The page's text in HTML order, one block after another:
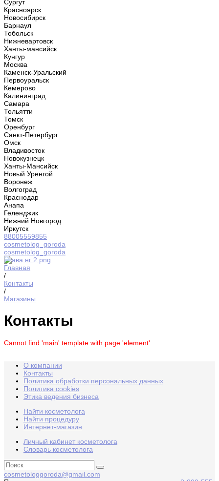
Сургут
Красноярск
Новосибирск
Барнаул
Тобольск
Нижневартовск
Ханты-мансийск
Кунгур
Москва
Каменск-Уральский
Первоуральск
Кемерово
Калининград
Самара
Тольятти
Томск
Оренбург
Санкт-Петербург
Омск
Владивосток
Новокузнецк
Ханты-Мансийск
Новый Уренгой
Воронеж
Волгоград
Краснодар
Анапа
Геленджик
Нижний Новгород
Иркутск
88005559855
cosmetolog_goroda
cosmetolog_goroda
Главная
/
Контакты
/
Магазины
Контакты
Cannot find 'main' template with page 'element'
О компании
Контакты
Политика обработки персональных данных
Политика cookies
Этика ведения бизнеса
Найти косметолога
Найти процедуру
Интернет-магазин
Личный кабинет косметолога
Словарь косметолога
cosmetologgoroda@gmail.com